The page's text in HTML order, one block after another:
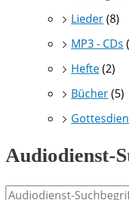
Lieder(8)
MP3 - CDs
Hefte(2)
Bücher(5)
Audiodienst-